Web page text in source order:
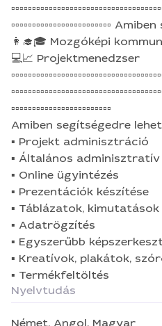
▫▫▫▫▫▫▫▫▫▫▫▫▫▫▫▫▫▫▫▫▫▫▫▫
Projekt adminisztráció ▪ Általános adminisztratív
feladatok ▪ Online ügyintézés ▪ Prezentációk
készítése ▪ Táblázatok, kimutatások készítése ▪
Adatrögzítés ▪
feladatok ▪ Kreatívok, plakátok, szórólapok
készítése ▪
👩‍🎓🎓 Mozgóképi
💻📈 Projektmenedzser
▫▫▫▫▫▫▫▫▫▫▫▫▫▫▫▫▫▫▫▫▫▫▫▫
Amiben segítségedre
▪ Projekt adminisztráció
▪ Általános
▪ Online ügyintézés
▪ Prezentációk készítése
▪ Táblázatok,
▪ Adatrögzítés
▪ Egyszerűbb
▪ Kreatívok, plakátok,
▪ Termékfeltöltés
Nyelvtudás
Német, Angol, Magyar